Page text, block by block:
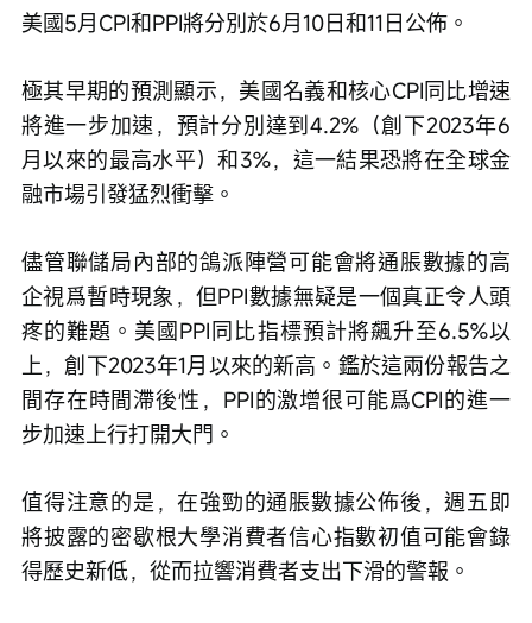
美國5月CPI和PPI將分別於6月10日和11日公佈。
極其早期的預測顯示，美國名義和核心CPI同比增速
將進一步加速，預計分別達到4.2%（創下2023年6
月以來的最高水平）和3%，這一結果恐將在全球金
融市場引發猛烈衝擊。
儘管聯儲局內部的鴿派陣營可能會將通脹數據的高
企視爲暫時現象，但PPI數據無疑是一個真正令人頭
疼的難題。美國PPI同比指標預計將飆升至6.5%以
上，創下2023年1月以來的新高。鑑於這兩份報告之
間存在時間滯後性，PPI的激增很可能爲CPI的進一
步加速上行打開大門。
值得注意的是，在強勁的通脹數據公佈後，週五即
將披露的密歇根大學消費者信心指數初值可能會錄
得歷史新低，從而拉響消費者支出下滑的警報。